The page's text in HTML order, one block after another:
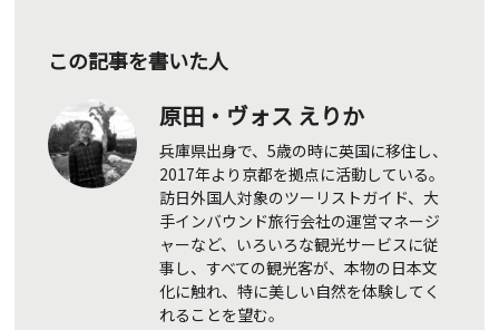
この記事を書いた人
原田・ヴォス えりか
兵庫県出身で、5歳の時に英国に移住し、
2017年より京都を拠点に活動している。
訪日外国人対象のツーリストガイド、大
手インバウンド旅行会社の運営マネージ
ャーなど、いろいろな観光サービスに従
事し、すべての観光客が、本物の日本文
化に触れ、特に美しい自然を体験してく
れることを望む。